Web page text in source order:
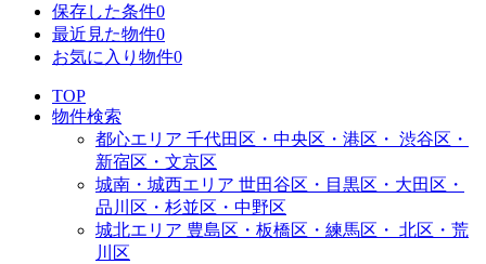
保存した条件0
最近見た物件0
お気に入り物件0
TOP
物件検索
都心エリア 千代田区・中央区・港区・ 渋谷区・
新宿区・文京区
城南・城西エリア 世田谷区・目黒区・大田区・
品川区・杉並区・中野区
城北エリア 豊島区・板橋区・練馬区・ 北区・荒
川区